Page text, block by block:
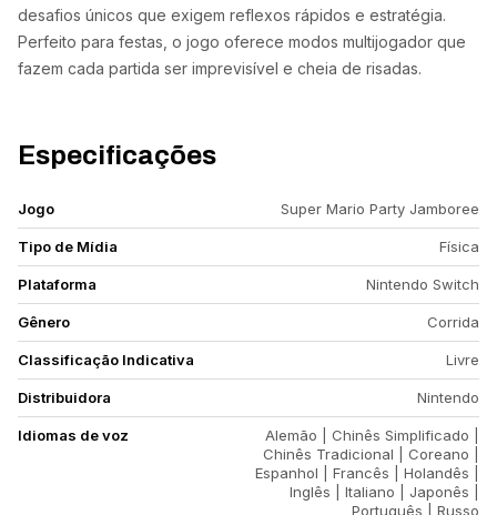
desafios únicos que exigem reflexos rápidos e estratégia.
Perfeito para festas, o jogo oferece modos multijogador que
fazem cada partida ser imprevisível e cheia de risadas.
Especificações
Jogo Super Mario Party Jamboree
Tipo de Mídia Física
Plataforma Nintendo Switch
Gênero Corrida
Classificação Indicativa Livre
Distribuidora Nintendo
Idiomas de voz
Alemão | Chinês Simplificado |
Chinês Tradicional | Coreano |
Espanhol | Francês | Holandês |
Inglês | Italiano | Japonês |
Português | Russo